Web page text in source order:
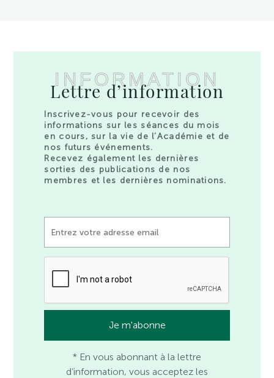
INFORMATION
Lettre d’information
Inscrivez-vous pour recevoir des
informations sur les séances du mois
en cours, sur la vie de l’Académie et de
nos futurs événements.
Recevez également les dernières
sorties des publications de nos
membres et les dernières nominations.
* En vous abonnant à la lettre
d’information, vous acceptez les